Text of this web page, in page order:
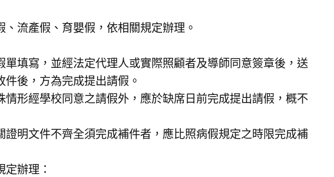
流產假、育嬰假，依相關規定辦理。
填寫，並經法定代理人或實際照顧者及導師同意簽章後，送
後，方為完成提出請假。
情形經學校同意之請假外，應於缺席日前完成提出請假，概不
明文件不齊全須完成補件者，應比照病假規定之時限完成補
辦理：